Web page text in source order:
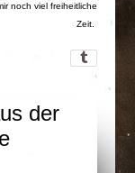
noch viel freiheitliche
Zeit.
der